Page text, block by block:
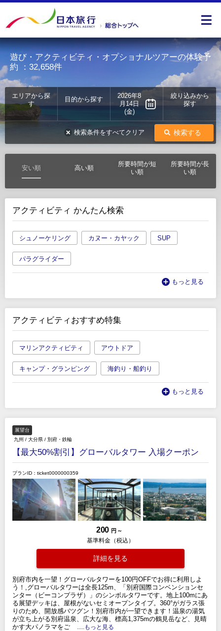
遊び・アクティビティ・オプショナルツアーの体験予
約 ：32,658件
エリアから探
す
目的から探す
2026年8
月14日
(金)
絞り込みから
探す
検索する
検索条件をすべてクリア
安い順 高い順
所要時間が短
い順
所要時間が長
い順
アクティビティ かんたん検索
シュノーケリング カヌー・カヤック SUP
パラグライダー
もっと見る
アクティビティおすすめ特集
マリンアクティビティ アウトドア
キャンプ・グランピング 海釣り・船釣り
もっと見る
展望台
九州 / 大分県 / 別府・鉄輪
【最大50%割引】グローバルタワー 入場クーポン
プランID：ticket0000000359
200 円 ～
基準料金（税込）
詳細を見る
別府市内を一望！グローバルタワーを100円OFFでお得に利用しよ
う！,グローバルタワーは全長125m、「別府国際コンベンションセ
ンター（ビーコンプラザ）」のシンボルタワーです。地上100mにあ
る展望デッキは、屋根がないセミオープンタイプ。360°がガラス張
りのため、開放感バツグン！別府市内が一望できます！温泉の湯気
が立ち上がる別府温泉、広大な海、標高1,375mの鶴見岳など、見晴
かす大パノラマをご
.....もっと見る